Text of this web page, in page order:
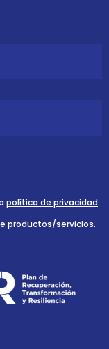
política de privacidad.
productos/servicios.